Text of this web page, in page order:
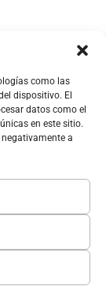
como las
dispositivo. El
datos como el
en este sitio.
a